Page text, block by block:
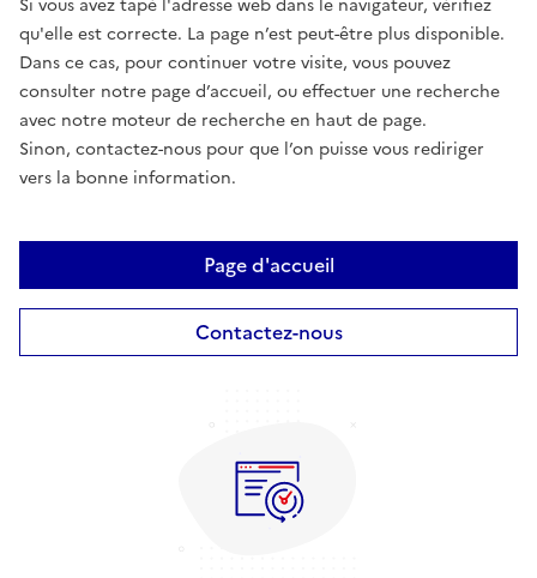
Si vous avez tapé l'adresse web dans le navigateur, vérifiez
qu'elle est correcte. La page n’est peut-être plus disponible.
Dans ce cas, pour continuer votre visite, vous pouvez
consulter notre page d’accueil, ou effectuer une recherche
avec notre moteur de recherche en haut de page.
Sinon, contactez-nous pour que l’on puisse vous rediriger
vers la bonne information.
Page d'accueil
Contactez-nous